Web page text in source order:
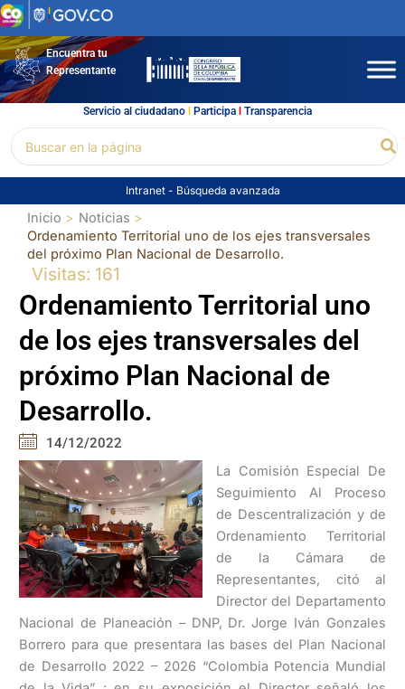
Ir
al
contenidoEncuentra tu
Representante
Servicio al ciudadano l Participal Transparencia
por:
Intranet - Búsqueda avanzada
Inicio
Noticias
Ordenamiento Territorial uno de los ejes transversales
del próximo Plan Nacional de Desarrollo.
Visitas: 161
Ordenamiento Territorial uno
de los ejes transversales del
próximo Plan Nacional de
Desarrollo.
14/12/2022
La Comisión Especial De
Seguimiento Al Proceso
de Descentralización y de
Ordenamiento Territorial
de la Cámara de
Representantes, citó al
Director del Departamento
Nacional de Planeación – DNP, Dr. Jorge Iván Gonzales
Borrero para que presentara las bases del Plan Nacional
de Desarrollo 2022 – 2026 “Colombia Potencia Mundial